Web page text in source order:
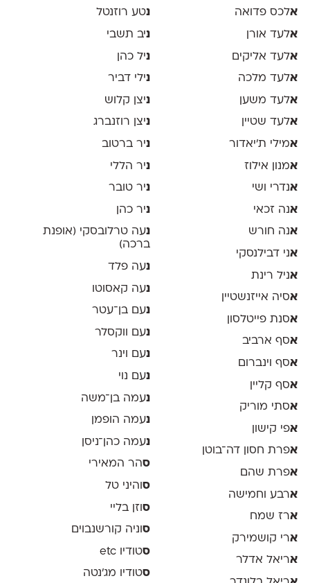
אלכס פדואה
אלעד אורן
אלעד אליקים
אלעד מלכה
אלעד משען
אלעד שטיין
אמילי ת׳יאדור
אמנון אילוז
אנדרי ושי
אנה זכאי
אנה חורש
אני דבילנסקי
אניל רינת
אסיה אייזנשטיין
אסנת פייטלסון
אסף ארביב
אסף וינברום
אסף קליין
אסתי מוריק
אפי קישון
אפרת חסון דה־בוטן
אפרת שהם
ארבע וחמישה
ארז שמח
ארי קושמירק
אריאל אדלר
נטע רוזנטל
ניב תשבי
ניל כהן
נילי דביר
ניצן קלוש
ניצן רוזנברג
ניר ברטוב
ניר הללי
ניר טובר
ניר כהן
נעה טרלובסקי (אופנת
ברכה)
נעה פלד
נעה קאסוטו
נעם בן־עטר
נעם ווקסלר
נעם וינר
נעם נוי
נעמה בן־משה
נעמה הופמן
נעמה כהן־ניסן
סהר המאירי
ס והיני טל
סוזן בליי
ס וניה קורשנבוים
סטודיו etc
סטודיו מג'נטה